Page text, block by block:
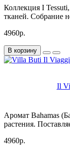
Коллекция I
тканей. Собрание
4960р.
В корзину
Il
Аромат Bahamas
растения.
4960р.